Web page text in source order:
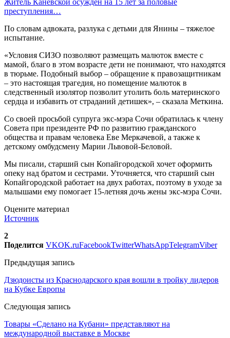
преступления…
По словам адвоката, разлука с детьми для Янины – тяжелое
испытание.
«Условия СИЗО позволяют размещать малюток вместе с
мамой, благо в этом возрасте дети не понимают, что находятся
в тюрьме. Подобный выбор – обращение к правозащитникам
– это настоящая трагедия, но помещение малюток в
следственный изолятор позволит утолить боль материнского
сердца и избавить от страданий детишек», – сказала Меткина.
Со своей просьбой супруга экс-мэра Сочи обратилась к члену
Совета при президенте РФ по развитию гражданского
общества и правам человека Еве Меркачевой, а также к
детскому омбудсмену Марии Львовой-Беловой.
Мы писали, старший сын Копайгородской хочет оформить
опеку над братом и сестрами. Уточняется, что старший сын
Копайгородской работает на двух работах, поэтому в уходе за
малышами ему помогает 15-летняя дочь жены экс-мэра Сочи.
Оцените материал
Источник
2
Поделится VKOK.ruFacebookTwitterWhatsAppTelegramViber
Предыдущая запись
Дзюдоисты из Краснодарского края вошли в тройку лидеров
на Кубке Европы
Следующая запись
Товары «Сделано на Кубани» представляют на
международной выставке в Москве